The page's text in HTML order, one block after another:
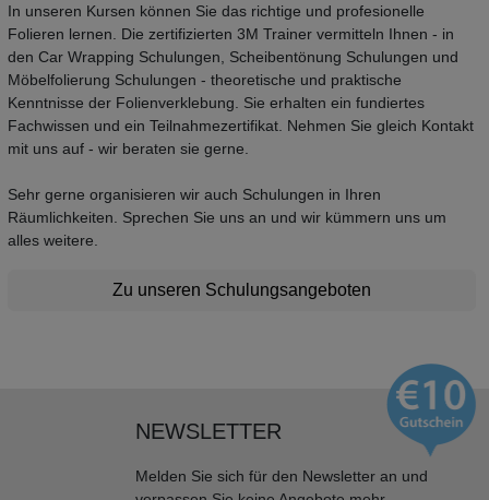
In unseren Kursen können Sie das richtige und profesionelle
Folieren lernen. Die zertifizierten 3M Trainer vermitteln Ihnen - in
den Car Wrapping Schulungen, Scheibentönung Schulungen und
Möbelfolierung Schulungen - theoretische und praktische
Kenntnisse der Folienverklebung. Sie erhalten ein fundiertes
Fachwissen und ein Teilnahmezertifikat. Nehmen Sie gleich Kontakt
mit uns auf - wir beraten sie gerne.
Sehr gerne organisieren wir auch Schulungen in Ihren
Räumlichkeiten. Sprechen Sie uns an und wir kümmern uns um
alles weitere.
Zu unseren Schulungsangeboten
NEWSLETTER
Melden Sie sich für den Newsletter an und